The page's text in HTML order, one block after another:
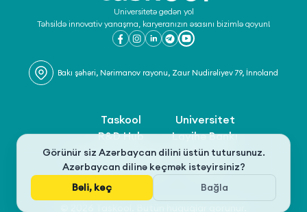
Görünür siz Azərbaycan dilini üstün tutursunuz.
Azərbaycan dilinə keçmək istəyirsiniz?
Bəli, keç
Bağla
Universitetə gedən yol
Təhsildə innovativ yanaşma, karyeranızın əsasını bizimlə qoyun!
Bakı şəhəri, Nərimanov rayonu, Zaur Nudirəliyev 79, İnnoland
Taskool
R&D Hub
Şərtlər və Qaydalar
Məxfilik Siyasəti
Universitet
Layihə Bankı
Olimpiada
İcma